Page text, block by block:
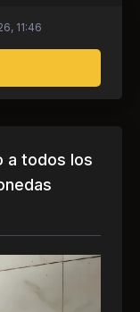
Legalización de
11:46
a todos los